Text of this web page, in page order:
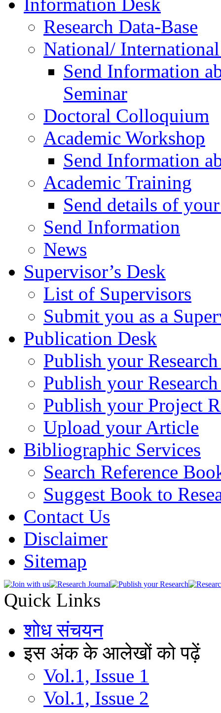
Research Data-Base
National/
Send Information
Seminar
Doctoral Colloquium
Academic Workshop
Send Information
Academic Training
Send details of
Send Information
News
Supervisor’s Desk
List of Supervisors
Submit you as a
Publication Desk
Publish your
Publish your
Publish your Project
Upload your Article
Bibliographic Services
Search Reference
Suggest Book to
Contact Us
Disclaimer
Sitemap
Quick Links
शोध संचयन
इस अंक के आलेखों को पढ़ें
Vol.1, Issue 1
Vol.1, Issue 2